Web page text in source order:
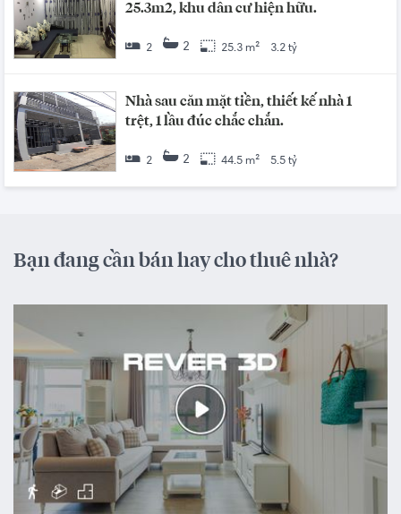
25.3m2, khu dân cư hiện hữu.
2 2 25.3 m² 3.2 tỷ
Nhà sau căn mặt tiền, thiết kế nhà 1
trệt, 1 lầu đúc chắc chắn.
2 2 44.5 m² 5.5 tỷ
Bạn đang cần bán hay cho thuê nhà?